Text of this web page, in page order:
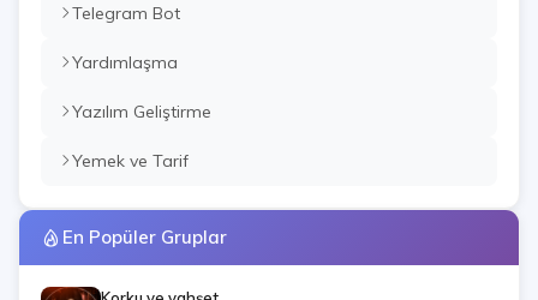
Telegram Bot
Yardımlaşma
Yazılım Geliştirme
Yemek ve Tarif
En Popüler Gruplar